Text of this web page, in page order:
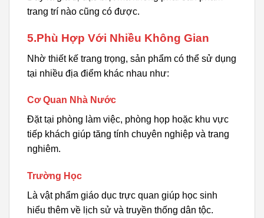
trang trí nào cũng có được.
5.Phù Hợp Với Nhiều Không Gian
Nhờ thiết kế trang trọng, sản phẩm có thể sử dụng
tại nhiều địa điểm khác nhau như:
Cơ Quan Nhà Nước
Đặt tại phòng làm việc, phòng họp hoặc khu vực
tiếp khách giúp tăng tính chuyên nghiệp và trang
nghiêm.
Trường Học
Là vật phẩm giáo dục trực quan giúp học sinh
hiểu thêm về lịch sử và truyền thống dân tộc.